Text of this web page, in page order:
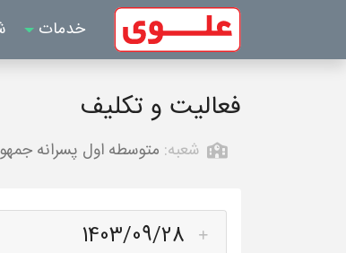
خدمات
فعالیت و تکلیف
شعبه: متوسطه اول پسرانه
1403/09/28